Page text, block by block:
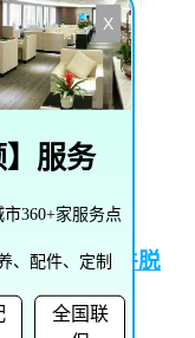
致手表零件脱
X
】服务
360+家服务点
、配件、定制
全国联